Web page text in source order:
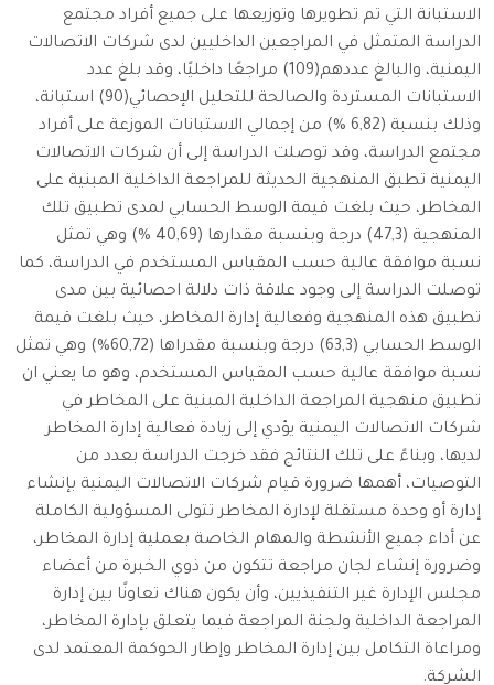
الاستبانة التي تم تطويرها وتوزيعها على جميع أفراد مجتمع
الدراسة المتمثل في المراجعين الداخليين لدى شركات الاتصالات
اليمنية، والبالغ عددهم(109) مراجعًا داخليًا، وقد بلغ عدد
الاستبانات المستردة والصالحة للتحليل الإحصائي(90) استبانة،
وذلك بنسبة (6,82 %) من إجمالي الاستبانات الموزعة على أفراد
مجتمع الدراسة، وقد توصلت الدراسة إلى أن شركات الاتصالات
اليمنية تطبق المنهجية الحديثة للمراجعة الداخلية المبنية على
المخاطر، حيث بلغت قيمة الوسط الحسابي لمدى تطبيق تلك
المنهجية (47,3) درجة وبنسبة مقدارها (40,69 %) وهي تمثل
نسبة موافقة عالية حسب المقياس المستخدم في الدراسة، كما
توصلت الدراسة إلى وجود علاقة ذات دلالة احصائية بين مدى
تطبيق هذه المنهجية وفعالية إدارة المخاطر، حيث بلغت قيمة
الوسط الحسابي (63,3) درجة وبنسبة مقدراها (60,72%) وهي تمثل
نسبة موافقة عالية حسب المقياس المستخدم، وهو ما يعني ان
تطبيق منهجية المراجعة الداخلية المبنية على المخاطر في
شركات الاتصالات اليمنية يؤدي إلى زيادة فعالية إدارة المخاطر
لديها، وبناءً على تلك النتائج فقد خرجت الدراسة بعدد من
التوصيات، أهمها ضرورة قيام شركات الاتصالات اليمنية بإنشاء
إدارة أو وحدة مستقلة لإدارة المخاطر تتولى المسؤولية الكاملة
عن أداء جميع الأنشطة والمهام الخاصة بعملية إدارة المخاطر،
وضرورة إنشاء لجان مراجعة تتكون من ذوي الخبرة من أعضاء
مجلس الإدارة غير التنفيذيين، وأن يكون هناك تعاونًا بين إدارة
المراجعة الداخلية ولجنة المراجعة فيما يتعلق بإدارة المخاطر،
ومراعاة التكامل بين إدارة المخاطر وإطار الحوكمة المعتمد لدى
الشركة.